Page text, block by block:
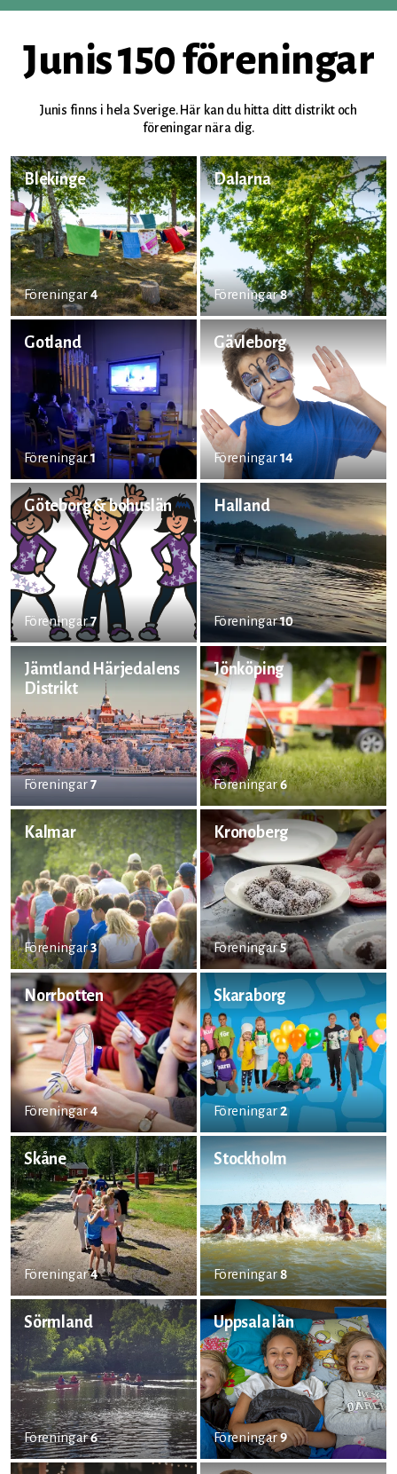
Junis 150 föreningar
Junis finns i hela Sverige. Här kan du hitta ditt distrikt och
föreningar nära dig.
Blekinge
Föreningar4
Dalarna
Föreningar8
Gotland
Föreningar1
Gävleborg
Föreningar14
Göteborg & bohuslän
Föreningar7
Halland
Föreningar10
Jämtland Härjedalens
Distrikt
Föreningar7
Jönköping
Föreningar6
Kalmar
Föreningar3
Kronoberg
Föreningar5
Norrbotten
Föreningar4
Skaraborg
Föreningar2
Skåne
Föreningar4
Stockholm
Föreningar8
Sörmland
Föreningar6
Uppsala län
Föreningar9